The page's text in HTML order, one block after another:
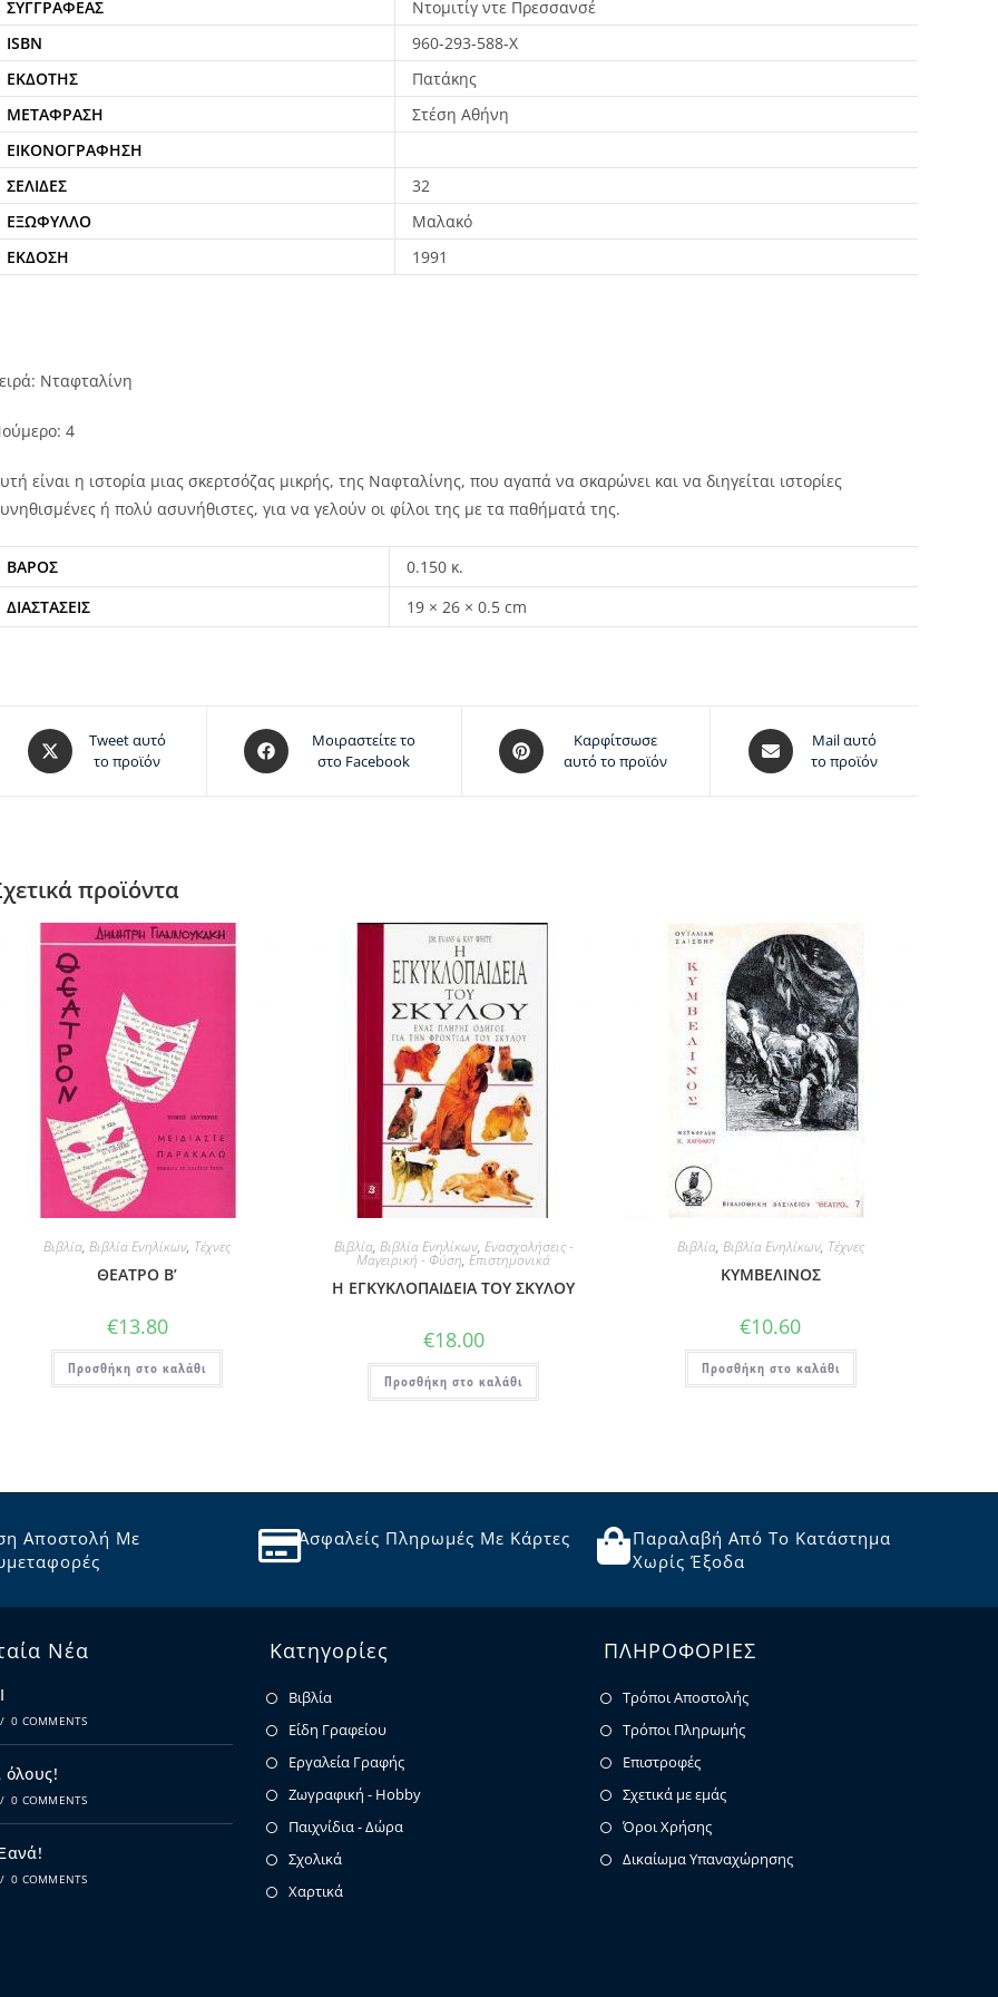
ΣΥΓΓΡΑΦΈΑΣ
Ντομιτίγ ντε Πρεσσανσέ
ISBN
960-293-588-Χ
ΕΚΔΌΤΗΣ
Πατάκης
ΜΕΤΆΦΡΑΣΗ
Στέση Αθήνη
ΕΙΚΟΝΟΓΡΆΦΗΣΗ
ΣΕΛΊΔΕΣ
32
ΕΞΏΦΥΛΛΟ
Μαλακό
ΈΚΔΟΣΗ
1991
Νταφταλίνη
4
είναι η ιστορία μιας σκερτσόζας μικρής, της Ναφταλίνης, που αγαπά να σκαρώνει και να διηγείται ιστορίες
ή πολύ ασυνήθιστες, για να γελούν οι φίλοι της με τα παθήματά της.
ΒΆΡΟΣ
0.150 κ.
ΔΙΑΣΤΆΣΕΙΣ
19 × 26 × 0.5 cm
Tweet αυτό
το προϊόν
Μοιραστείτε το
στο Facebook
Καρφίτσωσε
αυτό το προϊόν
Mail αυτό
το προϊόν
προϊόντα
Βιβλία,Βιβλία Ενηλίκων, Τέχνες
ΘΕΑΤΡΟ Β’
€13.80
Προσθήκη στο καλάθι
Βιβλία, Βιβλία Ενηλίκων, Ενασχολήσεις -
Μαγειρική - Φύση,Επιστημονικά
Η ΕΓΚΥΚΛΟΠΑΙΔΕΙΑ ΤΟΥ ΣΚΥΛΟΥ
€18.00
Προσθήκη στο καλάθι
Βιβλία, Βιβλία Ενηλίκων, Τέχνες
ΚΥΜΒΕΛΙΝΟΣ
€10.60
Προσθήκη στο καλάθι
Αποστολή Με
Ασφαλείς Πληρωμές Με Κάρτες
Παραλαβή Από Το Κατάστημα
Χωρίς Έξοδα
Νέα
/ 0 COMMENTS
όλους!
/ 0 COMMENTS
/ 0 COMMENTS
Κατηγορίες
Βιβλία
Είδη Γραφείου
Εργαλεία Γραφής
Ζωγραφική - Hobby
Παιχνίδια - Δώρα
Σχολικά
Χαρτικά
ΠΛΗΡΟΦΟΡΙΕΣ
Τρόποι Αποστολής
Τρόποι Πληρωμής
Επιστροφές
Σχετικά με εμάς
Όροι Χρήσης
Δικαίωμα Υπαναχώρησης